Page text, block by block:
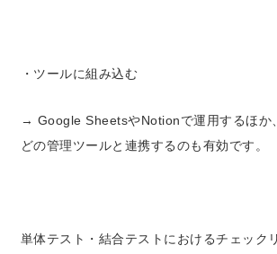
・ツールに組み込む
→ Google SheetsやNotionで運用するほか
どの管理ツールと連携するのも有効です。
単体テスト・結合テストにおけるチェック